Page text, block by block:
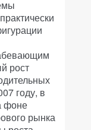
рост
году, в
фоне
рынка